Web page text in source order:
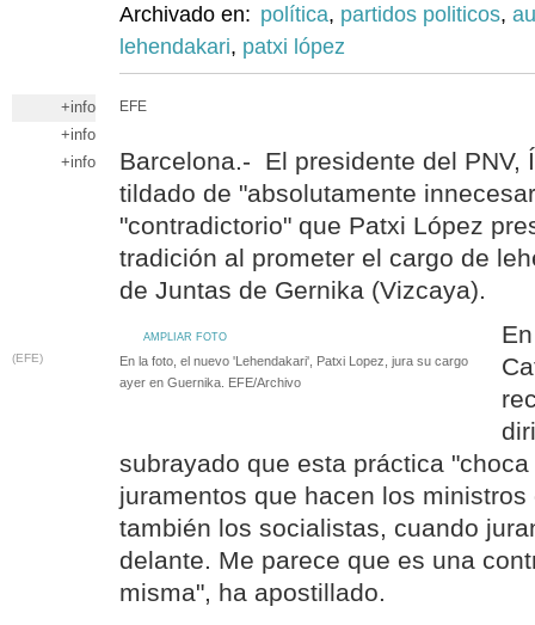
Archivado en: política, partidos politicos,
lehendakari, patxi lópez
+info
+info
+info
EFE
Barcelona.- El presidente del PNV,
tildado de "absolutamente
"contradictorio" que Patxi López
tradición al prometer el cargo de
de Juntas de Gernika (Vizcaya).
AMPLIAR FOTO
(EFE)
En la foto, el nuevo 'Lehendakari', Patxi Lopez, jura su cargo
ayer en Guernika. EFE/Archivo
subrayado que esta práctica
juramentos que hacen los
también los socialistas, cuando
delante. Me parece que es una
misma", ha apostillado.